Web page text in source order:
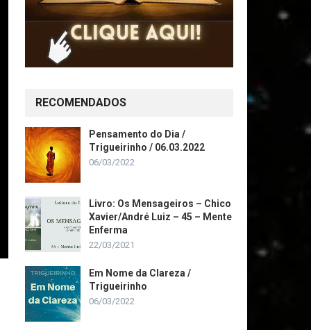
RECOMENDADOS
Pensamento do Dia /
Trigueirinho / 06.03.2022
06/03/2022
Livro: Os Mensageiros – Chico
Xavier/André Luiz – 45 – Mente
Enferma
22/03/2021
Em Nome da Clareza /
Trigueirinho
06/03/2022